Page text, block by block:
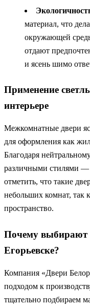
материал, что
окружающей
отдают
и ясень шимо
Применение
интерьере
Межкомнатные двери
для оформления как
Благодаря
различными стилями —
отметить, что такие
небольших комнат, так
пространство.
Почему выбирают
Егорьевске?
Компания «Двери
подходом к
тщательно подбираем